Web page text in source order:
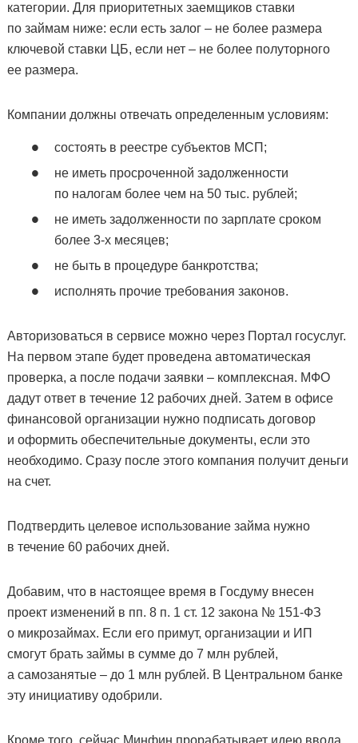
категории. Для приоритетных заемщиков ставки
по займам ниже: если есть залог – не более размера
ключевой ставки ЦБ, если нет – не более полуторного
ее размера.
Компании должны отвечать определенным условиям:
состоять в реестре субъектов МСП;
не иметь просроченной задолженности
по налогам более чем на 50 тыс. рублей;
не иметь задолженности по зарплате сроком
более 3-х месяцев;
не быть в процедуре банкротства;
исполнять прочие требования законов.
Авторизоваться в сервисе можно через Портал госуслуг.
На первом этапе будет проведена автоматическая
проверка, а после подачи заявки – комплексная. МФО
дадут ответ в течение 12 рабочих дней. Затем в офисе
финансовой организации нужно подписать договор
и оформить обеспечительные документы, если это
необходимо. Сразу после этого компания получит деньги
на счет.
Подтвердить целевое использование займа нужно
в течение 60 рабочих дней.
Добавим, что в настоящее время в Госдуму внесен
проект изменений в пп. 8 п. 1 ст. 12 закона № 151-ФЗ
о микрозаймах. Если его примут, организации и ИП
смогут брать займы в сумме до 7 млн рублей,
а самозанятые – до 1 млн рублей. В Центральном банке
эту инициативу одобрили.
Кроме того, сейчас Минфин прорабатывает идею ввода